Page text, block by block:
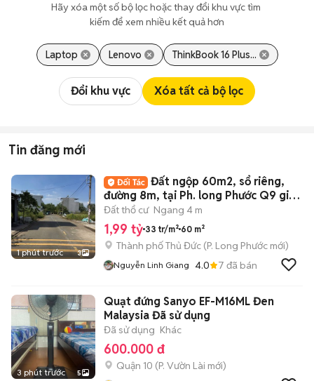
Hãy xóa một số bộ lọc hoặc thay đổi khu vực tìm
kiếm để xem nhiều kết quả hơn
Laptop Lenovo ThinkBook 16 Plus...
Đổi khu vực Xóa tất cả bộ lọc
Tin đăng mới
1 phút trước 3
Đất ngộp 60m2, sổ riêng,
đường 8m, tại Ph. long Phước Q9 giá 1
tỷ 990
Đất thổ cư Ngang 4 m
1,99 tỷ 33 tr/m² 60 m²
Thành phố Thủ Đức (P. Long Phước mới)
Nguyễn Linh Giang 4.0 7 đã bán
3 phút trước 5
Quạt đứng Sanyo EF-M16ML Đen
Malaysia Đã sử dụng
Đã sử dụng Khác
600.000 đ
Quận 10 (P. Vườn Lài mới)